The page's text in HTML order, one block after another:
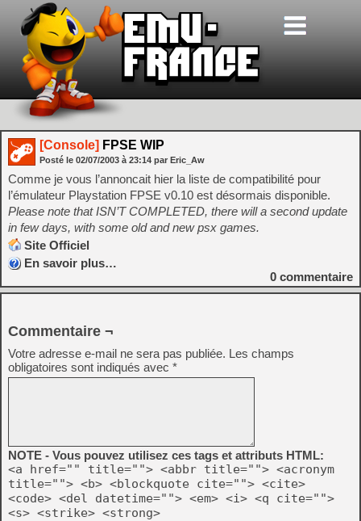
[Console] FPSE WIP
Posté le 02/07/2003 à 23:14 par Eric_Aw
Comme je vous l’annoncait hier la liste de compatibilité pour
l’émulateur Playstation FPSE v0.10 est désormais disponible.
Please note that ISN’T COMPLETED, there will a second update
in few days, with some old and new psx games.
Site Officiel
En savoir plus…
0 commentaire
Commentaire ¬
Votre adresse e-mail ne sera pas publiée. Les champs
obligatoires sont indiqués avec *
NOTE - Vous pouvez utilisez ces tags et attributs HTML:
<a href="" title=""> <abbr title=""> <acronym
title=""> <b> <blockquote cite=""> <cite>
<code> <del datetime=""> <em> <i> <q cite="">
<s> <strike> <strong>